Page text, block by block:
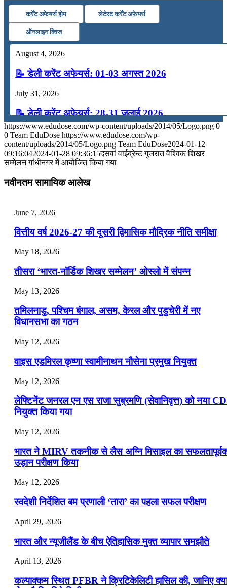
कर्रेंट अफेयर्स होम लेटेस्ट कर्रेंट अफेयर्स
ऑनलाइन क्विज
August 4, 2026
📝 डेली करेंट अफेयर्स: 01-03 अगस्त 2026
July 31, 2026
📝 डेली करेंट अफेयर्स: 28-31 जुलाई 2026
July 28, 2026
📝 डेली करेंट अफेयर्स: 25-27 जुलाई 2026
July 22, 2026
📝 डेली करेंट अफेयर्स: 19-21 जुलाई 2026
July 19, 2026
📝 डेली करेंट अफेयर्स: 16-18 जुलाई 2026
July 16, 2026
📝 डेली करेंट अफेयर्स: 13-15 जुलाई 2026
https://www.edudose.com/wp-content/uploads/2014/05/Logo.png 0
0 Team EduDose https://www.edudose.com/wp-
content/uploads/2014/05/Logo.png Team EduDose2024-01-12
09:16:042024-01-28 09:36:15दसवां वाईब्रेन्‍ट गुजरात वैश्विक शिखर
सम्मेलन गांधीनगर में आयोजित किया गया
नवीनतम सामायिक आलेख
June 7, 2026
वित्तीय वर्ष 2026-27 की दूसरी द्विमासिक मौद्रिक नीति समीक्षा
May 18, 2026
तीसरा ‘भारत-नॉर्डिक शिखर सम्मेलन’ ओस्लो में संपन्न
May 13, 2026
तमिलनाडु, पश्चिम बंगाल, असम, केरल और पुडुचेरी में नए
विधानसभा का गठन
May 12, 2026
वाइस एडमिरल कृष्णा स्वामीनाथन नौसेना प्रमुख नियुक्त
May 12, 2026
लेफ्टिनेंट जनरल एन एस राजा सुब्रमणि (सेवानिवृत्त) को नया
नियुक्त किया गया
May 12, 2026
भारत ने MIRV तकनीक से लैस अग्नि मिसाइल का
उड़ान परीक्षण किया
May 12, 2026
स्वदेशी निर्देशित बम प्रणाली ‘तारा’ का पहला सफल परीक्षण
April 29, 2026
भारत और न्यूजीलैंड के बीच ऐतिहासिक मुक्त व्यापार समझौते
April 13, 2026
कल्पाक्कम स्थित PFBR ने क्रिटिकेलिटी हासिल की, जानिए